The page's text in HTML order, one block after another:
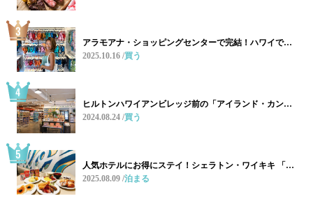
アラモアナ・ショッピングセンターで完結！ハワイで…
2025.10.16 買う
ヒルトンハワイアンビレッジ前の「アイランド・カン…
2024.08.24 買う
人気ホテルにお得にステイ！シェラトン・ワイキキ 「…
2025.08.09 泊まる